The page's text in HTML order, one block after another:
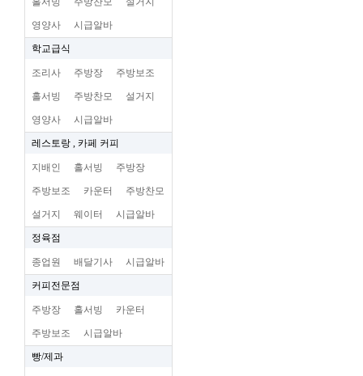
영양사 시급알바
학교급식
조리사 주방장 주방보조
홀서빙 주방찬모 설거지
영양사 시급알바
레스토랑 , 카페 커피
지배인 홀서빙 주방장
주방보조 카운터 주방찬모
설거지 웨이터 시급알바
정육점
종업원 배달기사 시급알바
커피전문점
주방장 홀서빙 카운터
주방보조 시급알바
빵/제과